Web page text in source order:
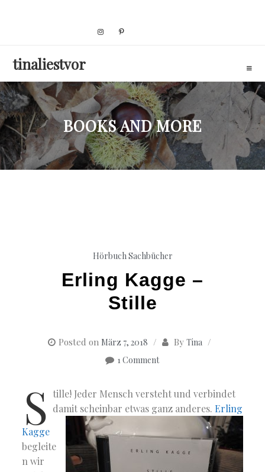
tinaliestvor
BOOKS AND MORE
Hörbuch Sachbücher
Erling Kagge –
Stille
Posted on März 7, 2018 By Tina
1 Comment
S tille! Jeder Mensch versteht und verbindet
damit scheinbar etwas ganz anderes.Erling
Kagge
begleite
n wir